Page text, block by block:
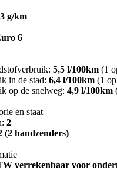
g/km
6
5,5 l/100km (1
in de stad: 6,4 l/100km (1
op de snelweg: 4,9 l/100km
en staat
2
(2 handzenders)
verrekenbaar voor